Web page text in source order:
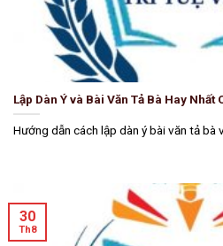
Lập Dàn Ý và Bài Văn Tả Bà Hay
Hướng dẫn cách lập dàn ý bài văn tả bà
30
Th8